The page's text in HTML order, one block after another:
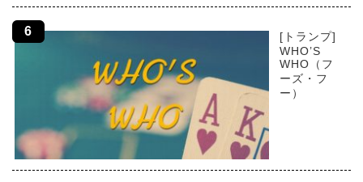
[トランプ]
WHO’S
WHO（フ
ーズ・フ
ー）